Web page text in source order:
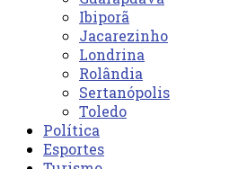
Ibiporã
Jacarezinho
Londrina
Rolândia
Sertanópolis
Toledo
Política
Esportes